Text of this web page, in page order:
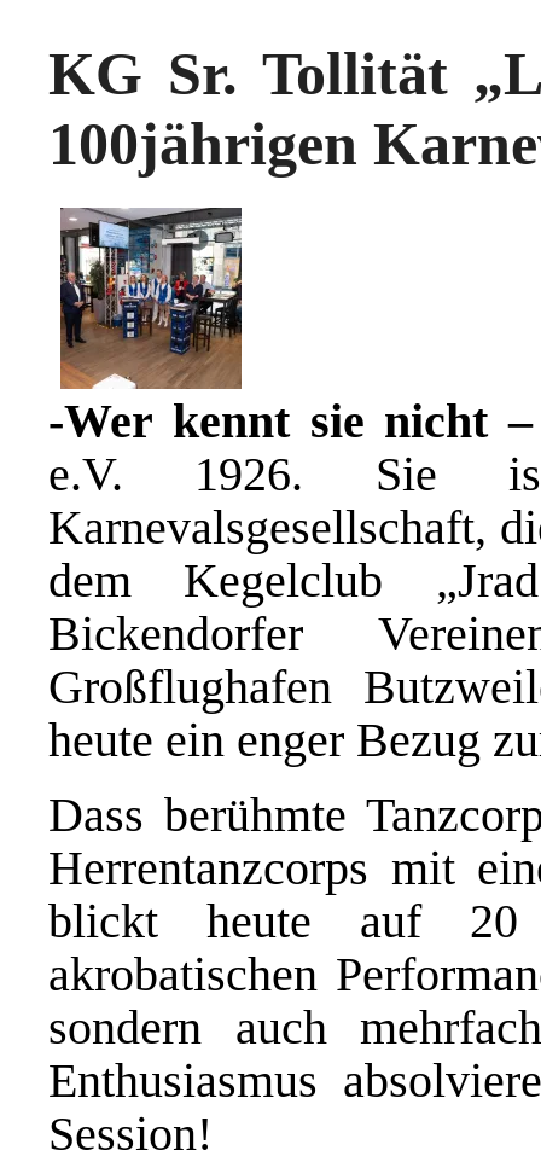
KG Sr. Tollität
100jährigen
-Wer kennt sie nicht –
e.V. 1926. Sie
Karnevalsgesellschaft,
dem Kegelclub
Bickendorfer
Großflughafen
heute ein enger Bezug
Dass berühmte
Herrentanzcorps mit
blickt heute auf 20
akrobatischen
sondern auch
Enthusiasmus
Session!